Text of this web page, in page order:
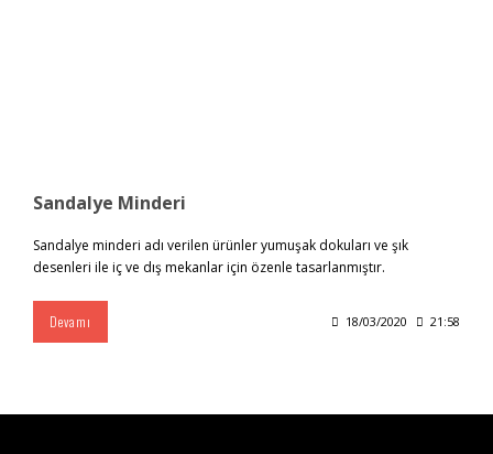
Sandalye Minderi
Sandalye minderi adı verilen ürünler yumuşak dokuları ve şık
desenleri ile iç ve dış mekanlar için özenle tasarlanmıştır.
Devamı 18/03/2020 21:58